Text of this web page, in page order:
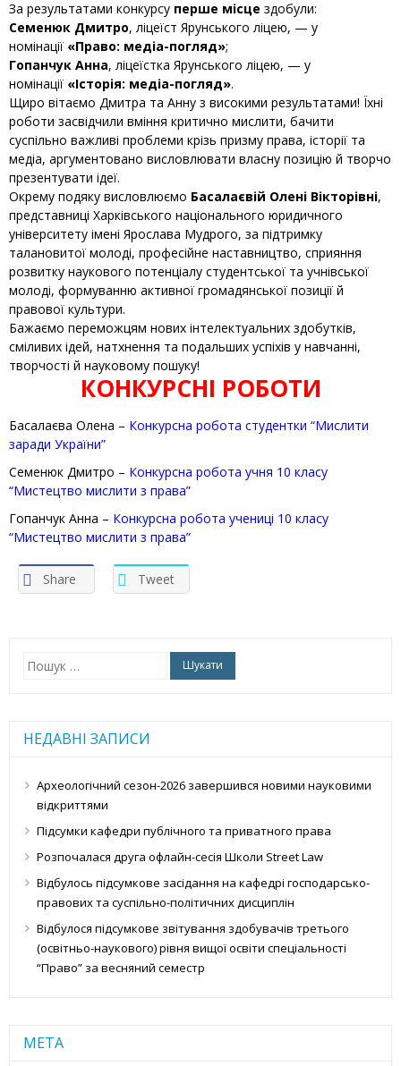
За результатами конкурсу перше місце здобули:
Семенюк Дмитро, ліцеїст Ярунського ліцею, — у
номінації «Право: медіа-погляд»;
Гопанчук Анна, ліцеїстка Ярунського ліцею, — у
номінації «Історія: медіа-погляд».
Щиро вітаємо Дмитра та Анну з високими результатами! Їхні
роботи засвідчили вміння критично мислити, бачити
суспільно важливі проблеми крізь призму права, історії та
медіа, аргументовано висловлювати власну позицію й творчо
презентувати ідеї.
Окрему подяку висловлюємо Басалаєвій Олені Вікторівні,
представниці Харківського національного юридичного
університету імені Ярослава Мудрого, за підтримку
талановитої молоді, професійне наставництво, сприяння
розвитку наукового потенціалу студентської та учнівської
молоді, формуванню активної громадянської позиції й
правової культури.
Бажаємо переможцям нових інтелектуальних здобутків,
сміливих ідей, натхнення та подальших успіхів у навчанні,
творчості й науковому пошуку!
КОНКУРСНІ РОБОТИ
Басалаєва Олена – Конкурсна робота студентки “Мислити
заради України”
Семенюк Дмитро – Конкурсна робота учня 10 класу
“Мистецтво мислити з права”
Гопанчук Анна – Конкурсна робота учениці 10 класу
“Мистецтво мислити з права”
Share Tweet
Пошук:
НЕДАВНІ ЗАПИСИ
Археологічний сезон-2026 завершився новими науковими
відкриттями
Підсумки кафедри публічного та приватного права
Розпочалася друга офлайн-сесія Школи Street Law
Відбулось підсумкове засідання на кафедрі господарсько-
правових та суспільно-політичних дисциплін
Відбулося підсумкове звітування здобувачів третього
(освітньо-наукового) рівня вищої освіти спеціальності
“Право” за весняний семестр
МЕТА